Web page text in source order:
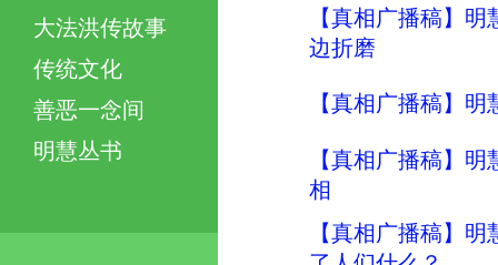
大法洪传故事
传统文化
善恶一念间
明慧丛书
【真相广播稿】
边折磨
【真相广播稿】
【真相广播稿】
相
【真相广播稿】